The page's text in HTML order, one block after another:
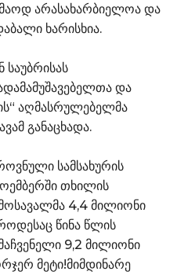
არასახარბიელოა და
ხარისხია.
საუბრისას
და
აღმასრულებელმა
განაცხადა.
სამსახურის
თხილის
4,4 მილიონი
წინა წლის
9,2 მილიონი
მეტი!მიმდინარე